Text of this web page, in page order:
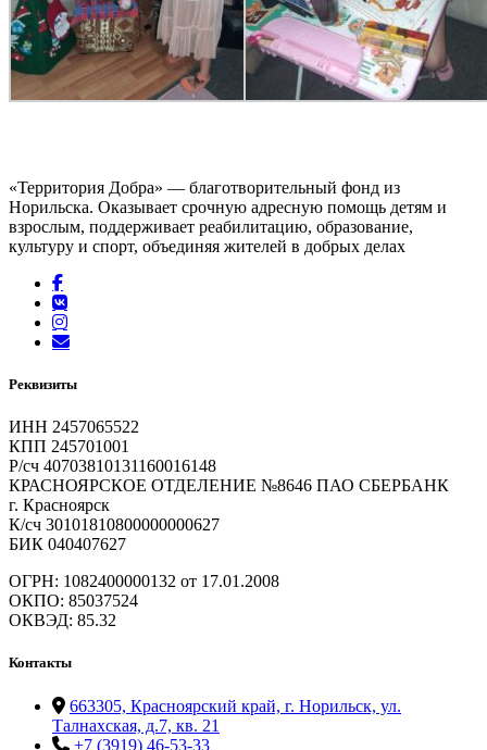
«Территория Добра» — благотворительный фонд из
Норильска. Оказывает срочную адресную помощь детям и
взрослым, поддерживает реабилитацию, образование,
культуру и спорт, объединяя жителей в добрых делах
Реквизиты
ИНН 2457065522
КПП 245701001
Р/сч 40703810131160016148
КРАСНОЯРСКОЕ ОТДЕЛЕНИЕ №8646 ПАО СБЕРБАНК
г. Красноярск
К/сч 30101810800000000627
БИК 040407627
ОГРН: 1082400000132 от 17.01.2008
ОКПО: 85037524
ОКВЭД: 85.32
Контакты
663305, Красноярский край, г. Норильск, ул.
Талнахская, д.7, кв. 21
+7 (3919) 46-53-33